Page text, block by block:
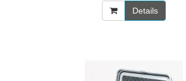
Details